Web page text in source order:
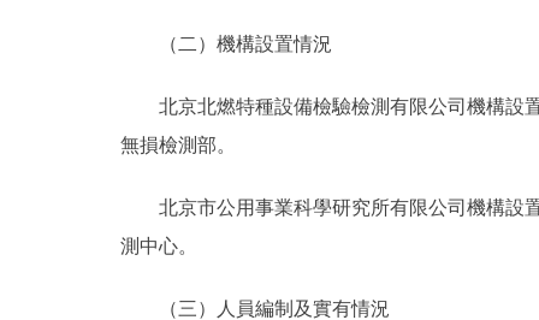
（二）機構設置情況
北京北燃特種設備檢驗檢測有限公司機構設置
無損檢測部。
北京市公用事業科學研究所有限公司機構設置
測中心。
（三）人員編制及實有情況